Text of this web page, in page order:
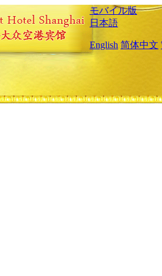
モバイル版
日本語
English 简体中文